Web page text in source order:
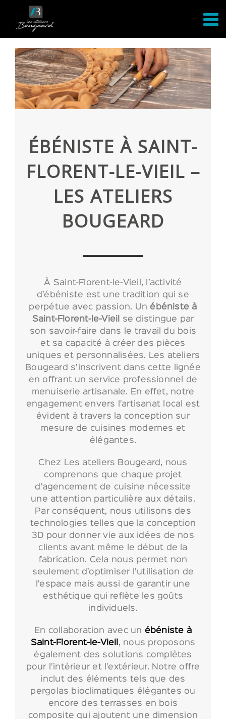
Passer
contenu
ÉBÉNISTE À SAINT-
FLORENT-LE-VIEIL –
LES ATELIERS
BOUGEARD
À Saint-Florent-le-Vieil, l’activité
d’ébéniste est une tradition qui se
perpétue avec passion. Un ébéniste à
Saint-Florent-le-Vieil
se distingue par
son savoir-faire dans le travail du bois
et sa capacité à créer des pièces
uniques et personnalisées. Les ateliers
Bougeard s’inscrivent dans cette lignée
en offrant un service professionnel de
menuiserie artisanale. En effet, notre
engagement envers l’artisanat local est
évident à travers la conception sur
mesure de cuisines modernes et
élégantes.
Chez Les ateliers Bougeard, nous
comprenons que chaque projet
d’agencement de cuisine nécessite
une attention particulière aux détails.
Par conséquent, nous utilisons des
technologies telles que la conception
3D pour donner vie aux idées de nos
clients avant même le début de la
fabrication. Cela nous permet non
seulement d’optimiser l’utilisation de
l’espace mais aussi de garantir une
esthétique qui reflète les goûts
individuels.
En collaboration avec un ébéniste à
Saint-Florent-le-Vieil , nous proposons
également des solutions complètes
pour l’intérieur et l’extérieur. Notre offre
inclut des éléments tels que des
pergolas bioclimatiques élégantes ou
encore des terrasses en bois
composite qui ajoutent une dimension